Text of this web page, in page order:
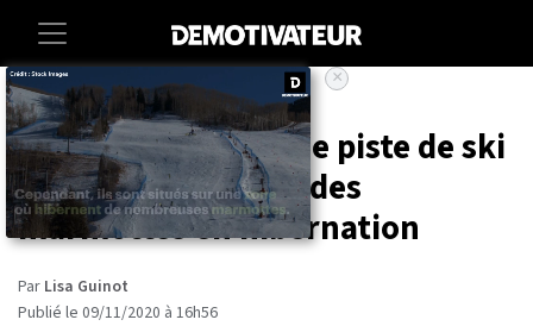
Accueil Societe Animaux
Savoie : un projet de piste de ski
menace d'enterrer des
marmottes en hibernation
Par Lisa Guinot
Publié le 09/11/2020 à 16h56
×